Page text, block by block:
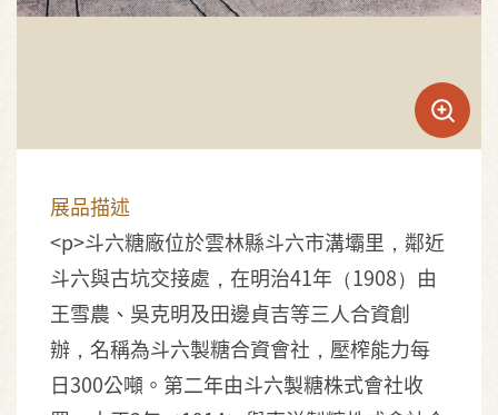
展品描述
<p>斗六糖廠位於雲林縣斗六市溝壩里，鄰近
斗六與古坑交接處，在明治41年（1908）由
王雪農、吳克明及田邊貞吉等三人合資創
辦，名稱為斗六製糖合資會社，壓榨能力每
日300公噸。第二年由斗六製糖株式會社收